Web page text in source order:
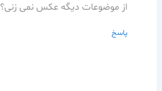
از موضوعات دیگه عکس نمی زنی؟
پاسخ